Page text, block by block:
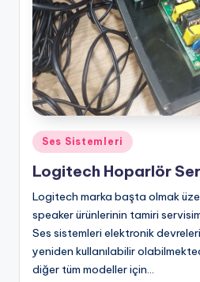
Posted
in
Ses Sistemleri
Logitech Hoparlör
Logitech marka başta olmak
speaker ürünlerinin tamiri
Ses sistemleri elektronik
yeniden kullanılabilir
diğer tüm modeller için…